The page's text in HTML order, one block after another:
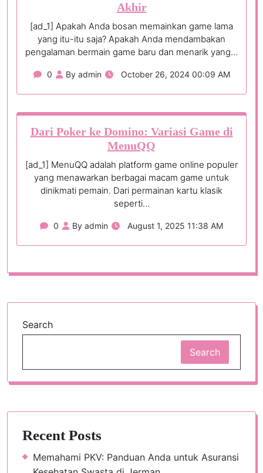
Akhir
[ad_1] Apakah Anda bosan memainkan game lama
yang itu-itu saja? Apakah Anda mendambakan
pengalaman bermain game baru dan menarik yang…
0 By admin October 26, 2024 00:09 AM
Dari Poker ke Domino: Variasi Game di
MenuQQ
[ad_1] MenuQQ adalah platform game online populer
yang menawarkan berbagai macam game untuk
dinikmati pemain. Dari permainan kartu klasik
seperti…
0 By admin August 1, 2025 11:38 AM
Search
Search
Recent Posts
Memahami PKV: Panduan Anda untuk Asuransi